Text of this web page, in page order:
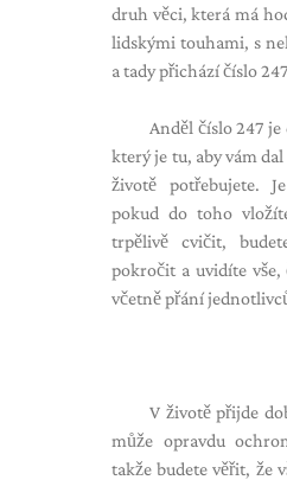
druh věci, která má
lidskými touhami, s
a tady přichází číslo
Anděl číslo 247
který je tu, aby vám
životě potřebujete.
pokud do toho
trpělivě cvičit,
pokročit a uvidíte vše,
včetně přání
V životě přijde
může opravdu
takže budete věřit, že